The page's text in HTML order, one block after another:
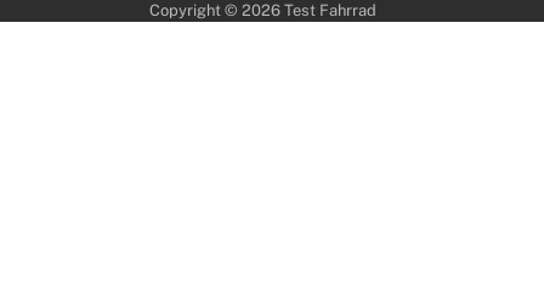
Copyright © 2026 Test Fahrrad